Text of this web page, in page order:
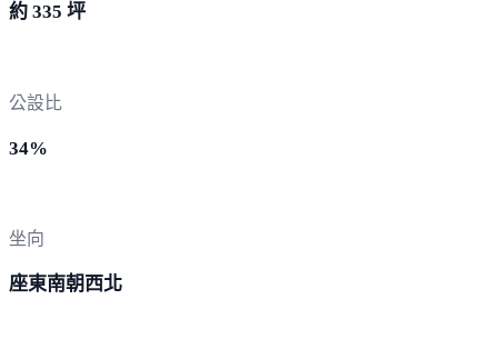
約 335 坪
公設比
34%
坐向
座東南朝西北